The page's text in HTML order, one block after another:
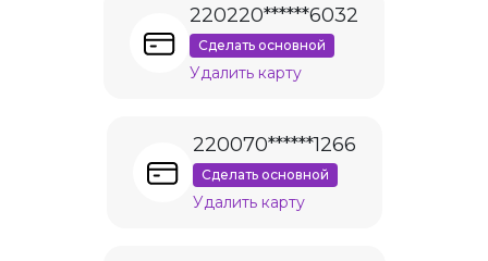
220220******6032
Сделать основной
Удалить карту
220070******1266
Сделать основной
Удалить карту